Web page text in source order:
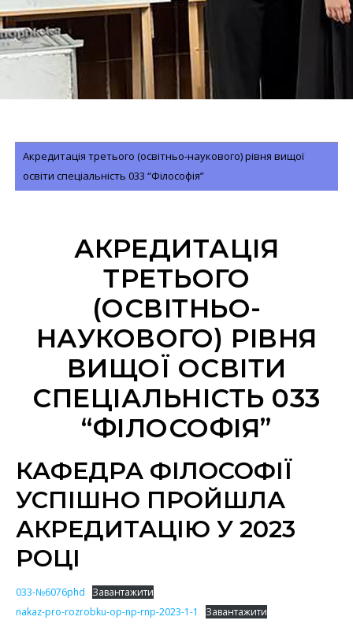
Акредитація третього (освітньо-наукового) рівня вищої
освіти спеціальність 033 “Філософія”
АКРЕДИТАЦІЯ
ТРЕТЬОГО
(ОСВІТНЬО-
НАУКОВОГО) РІВНЯ
ВИЩОЇ ОСВІТИ
СПЕЦІАЛЬНІСТЬ 033
“ФІЛОСОФІЯ”
КАФЕДРА ФІЛОСОФІЇ
УСПІШНО ПРОЙШЛА
АКРЕДИТАЦІЮ У 2023
РОЦІ
033-№6076phd
Завантажити
nakaz-pro-rozrobku-op-np-rnp-2023-1-1
Завантажити